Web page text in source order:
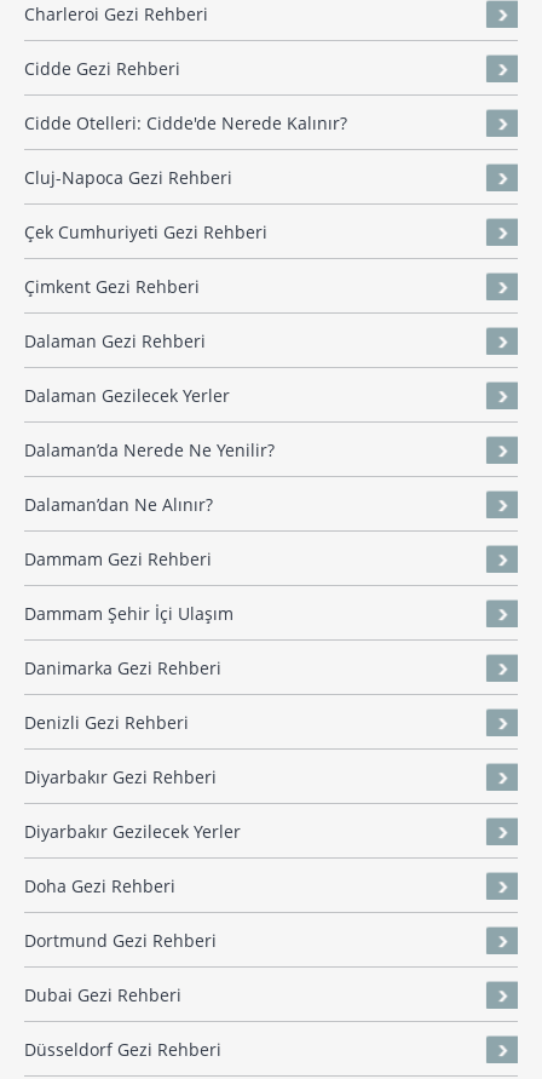
Charleroi Gezi Rehberi
Cidde Gezi Rehberi
Cidde Otelleri: Cidde'de Nerede Kalınır?
Cluj-Napoca Gezi Rehberi
Çek Cumhuriyeti Gezi Rehberi
Çimkent Gezi Rehberi
Dalaman Gezi Rehberi
Dalaman Gezilecek Yerler
Dalaman’da Nerede Ne Yenilir?
Dalaman’dan Ne Alınır?
Dammam Gezi Rehberi
Dammam Şehir İçi Ulaşım
Danimarka Gezi Rehberi
Denizli Gezi Rehberi
Diyarbakır Gezi Rehberi
Diyarbakır Gezilecek Yerler
Doha Gezi Rehberi
Dortmund Gezi Rehberi
Dubai Gezi Rehberi
Düsseldorf Gezi Rehberi